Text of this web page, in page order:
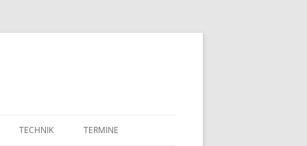
TECHNIK TERMINE